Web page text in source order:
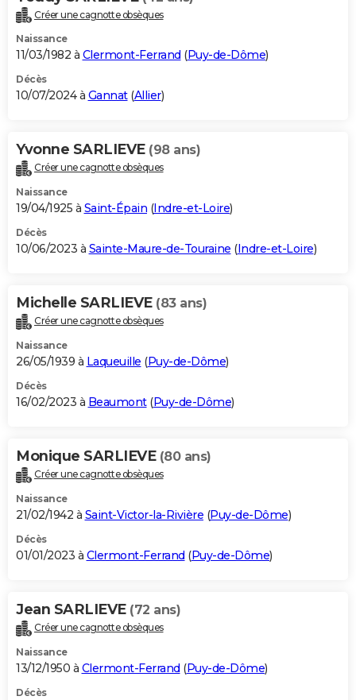
Créer une cagnotte obsèques
Naissance
11/03/1982 à Clermont-Ferrand (Puy-de-Dôme)
Décès
10/07/2024 à Gannat(Allier)
Yvonne SARLIEVE (98 ans)
Créer une cagnotte obsèques
Naissance
19/04/1925 à Saint-Épain (Indre-et-Loire)
Décès
10/06/2023 à Sainte-Maure-de-Touraine (Indre-et-Loire)
Michelle SARLIEVE (83 ans)
Créer une cagnotte obsèques
Naissance
26/05/1939 à Laqueuille (Puy-de-Dôme)
Décès
16/02/2023 à Beaumont(Puy-de-Dôme)
Monique SARLIEVE (80 ans)
Créer une cagnotte obsèques
Naissance
21/02/1942 à Saint-Victor-la-Rivière (Puy-de-Dôme)
Décès
01/01/2023 à Clermont-Ferrand (Puy-de-Dôme)
Jean SARLIEVE (72 ans)
Créer une cagnotte obsèques
Naissance
13/12/1950 à Clermont-Ferrand (Puy-de-Dôme)
Décès